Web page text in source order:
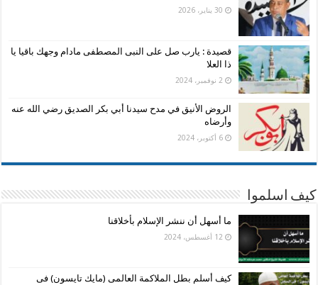
30 يناير، 2026
قصيدة : يارب صل على النبى المصطفى مادام وجهك باقيا يا
ذا العلا
2 نوفمبر، 2024
الروض الأنيق في مدح سيدنا أبي بكر الصديق رضي الله عنه
وأرضاه
6 أكتوبر، 2024
كيف اسلموا
ما أسهل أن ننشر الإسلام بأخلاقنا
12 أغسطس، 2024
كيف أسلم بطل الملاكمة العالمى (مايك تايسون) فى